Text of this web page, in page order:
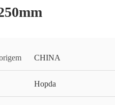
CHINA
Hopda